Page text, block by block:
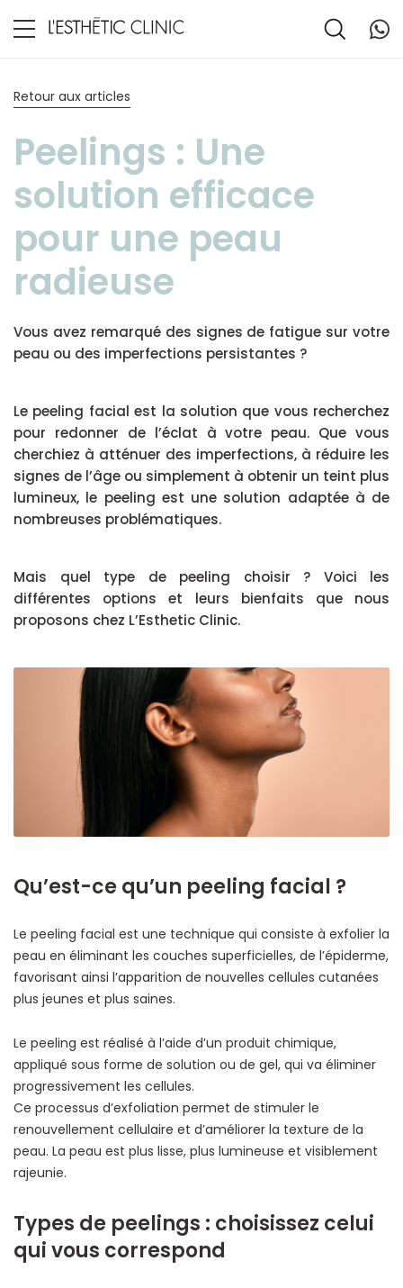
Retour aux articles
Peelings : Une
solution efficace
pour une peau
radieuse
Vous avez remarqué des signes de fatigue sur votre
peau ou des imperfections persistantes ?
Le peeling facial est la solution que vous recherchez
pour redonner de l’éclat à votre peau. Que vous
cherchiez à atténuer des imperfections, à réduire les
signes de l’âge ou simplement à obtenir un teint plus
lumineux, le peeling est une solution adaptée à de
nombreuses problématiques.
Mais quel type de peeling choisir ? Voici les
différentes options et leurs bienfaits que nous
proposons chez L’Esthetic Clinic.
Qu’est-ce qu’un peeling facial ?
Le peeling facial est une technique qui consiste à exfolier la
peau en éliminant les couches superficielles, de l’épiderme,
favorisant ainsi l’apparition de nouvelles cellules cutanées
plus jeunes et plus saines.
Le peeling est réalisé à l’aide d’un produit chimique,
appliqué sous forme de solution ou de gel, qui va éliminer
progressivement les cellules.
Ce processus d’exfoliation permet de stimuler le
renouvellement cellulaire et d’améliorer la texture de la
peau. La peau est plus lisse, plus lumineuse et visiblement
rajeunie.
Types de peelings : choisissez celui
qui vous correspond